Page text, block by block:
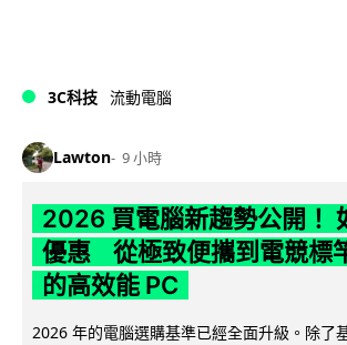
3C科技 流動電腦
Lawton 9 小時
2026 買電腦新趨勢公開！
優惠 從極致便攜到電競標
的高效能 PC
2026 年的電腦選購基準已經全面升級。除了